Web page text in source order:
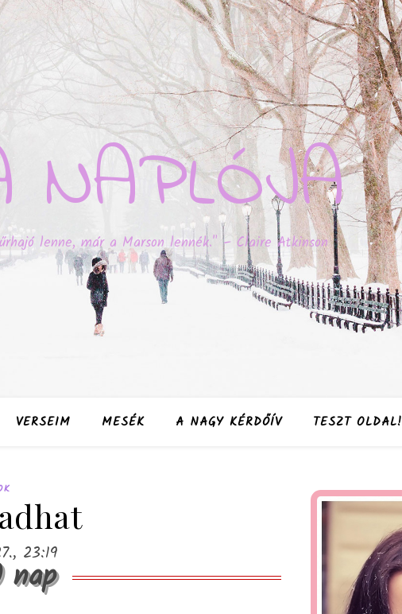
NAPLÓJA
lenne, már a Marson lennék." – Claire Atkinson
VERSEIM MESÉK A NAGY KÉRDŐÍV TESZT OLDAL!
23:19
nap